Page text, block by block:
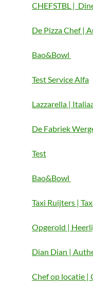
CHEFSTBL |
De Pizza Chef |
Bao&Bowl
Test Service Alfa
Lazzarella |
De Fabriek
Test
Bao&Bowl
Taxi Ruijters |
Opgerold |
Dian Dian |
Chef op locatie |